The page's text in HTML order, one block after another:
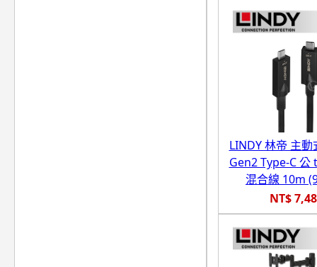
LINDY 林帝 主動
Gen2 Type-C 公
混合線 10m
NT$